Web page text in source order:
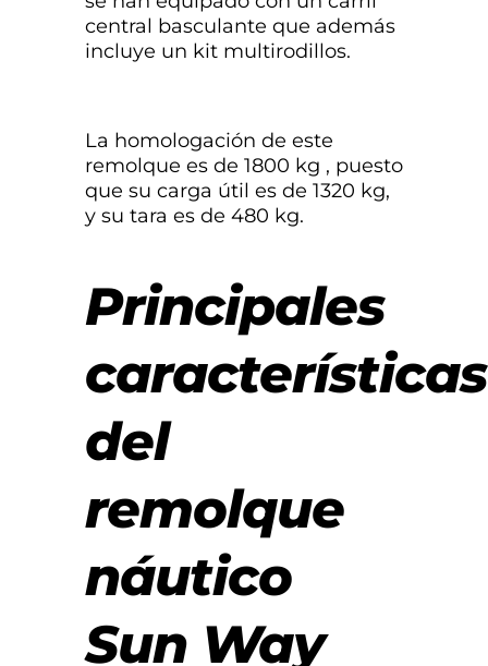
central basculante que además
incluye un kit multirodillos.
La homologación de este
remolque es de 1800 kg , puesto
que su carga útil es de 1320 kg,
y su tara es de 480 kg.
Principales
características
del
remolque
náutico
Sun Way